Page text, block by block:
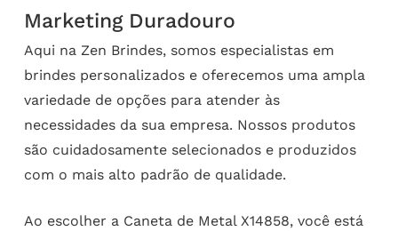
Marketing Duradouro
Aqui na Zen Brindes, somos especialistas em
brindes personalizados e oferecemos uma ampla
variedade de opções para atender às
necessidades da sua empresa. Nossos produtos
são cuidadosamente selecionados e produzidos
com o mais alto padrão de qualidade.
Ao escolher a Caneta de Metal X14858, você está